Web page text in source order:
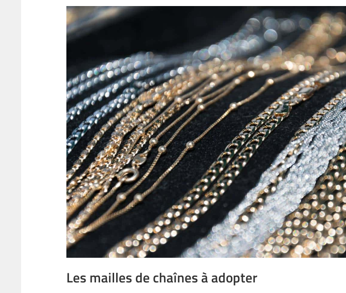
Les mailles de chaînes à adopter